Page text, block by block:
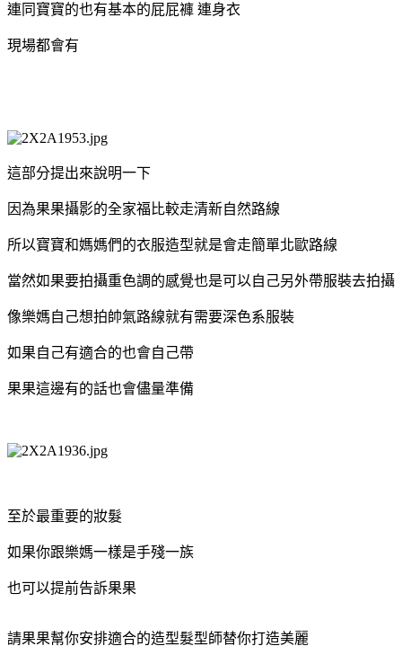
連同寶寶的也有基本的屁屁褲 連身衣
現場都會有
這部分提出來說明一下
因為果果攝影的全家福比較走清新自然路線
所以寶寶和媽媽們的衣服造型就是會走簡單北歐路線
當然如果要拍攝重色調的感覺也是可以自己另外帶服裝去拍攝
像樂媽自己想拍帥氣路線就有需要深色系服裝
如果自己有適合的也會自己帶
果果這邊有的話也會儘量準備
至於最重要的妝髮
如果你跟樂媽一樣是手殘一族
也可以提前告訴果果
請果果幫你安排適合的造型髮型師替你打造美麗